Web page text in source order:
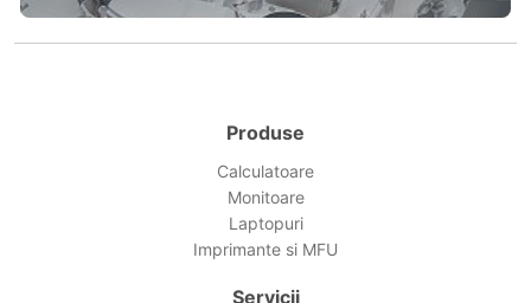
Produse
Calculatoare
Monitoare
Laptopuri
Imprimante si MFU
Servicii